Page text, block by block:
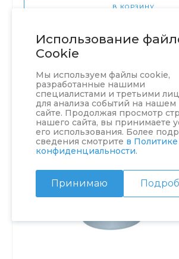
Использование
Cookie
Мы используем файлы cookie,
разработанные нашими
специалистами и третьими
для анализа событий на нашем
сайте. Продолжая просмотр
нашего сайта, вы принимаете
его использования. Более
сведения смотрите в Политике
конфиденциальности.
Принимаю
В КОРЗИНУ